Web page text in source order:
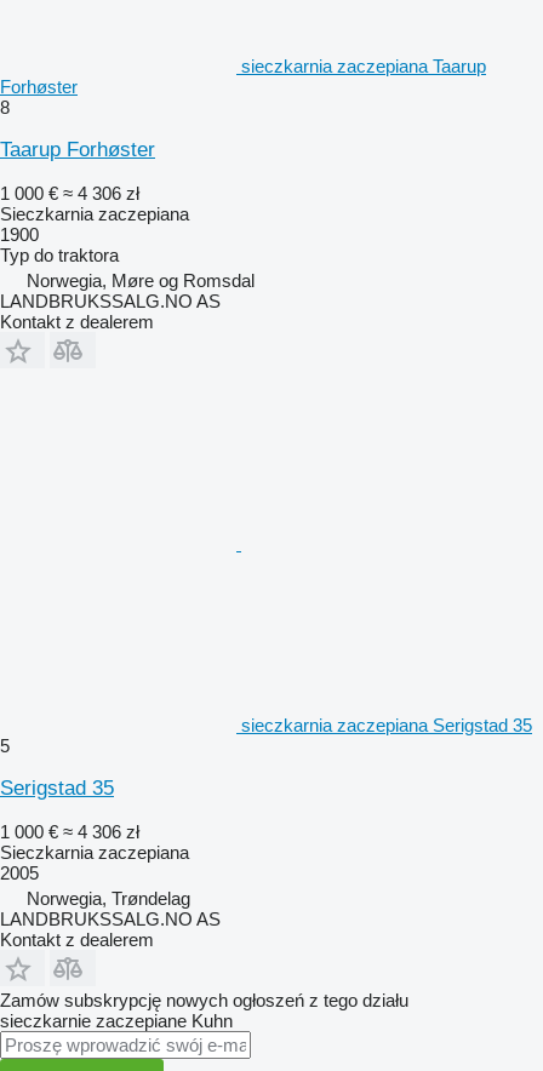
sieczkarnia zaczepiana Taarup
Forhøster
8
Taarup Forhøster
1 000 € ≈ 4 306 zł
Sieczkarnia zaczepiana
1900
Typ do traktora
Norwegia, Møre og Romsdal
LANDBRUKSSALG.NO AS
Kontakt z dealerem
sieczkarnia zaczepiana Serigstad 35
5
Serigstad 35
1 000 € ≈ 4 306 zł
Sieczkarnia zaczepiana
2005
Norwegia, Trøndelag
LANDBRUKSSALG.NO AS
Kontakt z dealerem
Zamów subskrypcję nowych ogłoszeń z tego działu
sieczkarnie zaczepiane Kuhn